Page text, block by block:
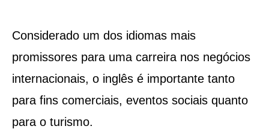
Considerado um dos idiomas mais
promissores para uma carreira nos negócios
internacionais, o inglês é importante tanto
para fins comerciais, eventos sociais quanto
para o turismo.